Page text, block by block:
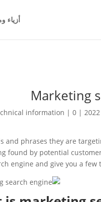
أزياء
Marketing
|
information | 0 تعليقات
and phrases they are
found by potential
engine and give you a